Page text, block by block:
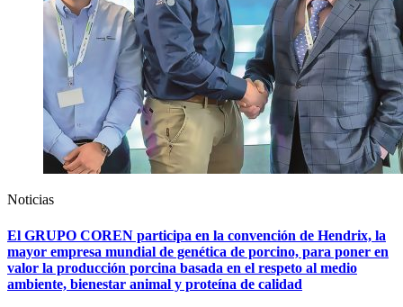
Noticias
El GRUPO COREN participa en la convención de Hendrix, la
mayor empresa mundial de genética de porcino, para poner en
valor la producción porcina basada en el respeto al medio
ambiente, bienestar animal y proteína de calidad